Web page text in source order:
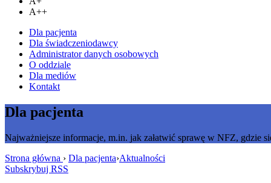
A++
Dla pacjenta
Dla świadczeniodawcy
Administrator danych osobowych
O oddziale
Dla mediów
Kontakt
Dla pacjenta
Najważniejsze informacje, m.in. jak załatwić sprawę w NFZ, gdzie
Strona główna › Dla pacjenta›Aktualności
Subskrybuj RSS